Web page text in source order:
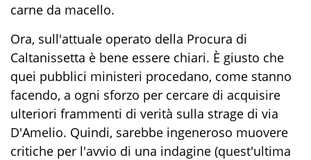
carne da macello.
Ora, sull'attuale operato della Procura di
Caltanissetta è bene essere chiari. È giusto che
quei pubblici ministeri procedano, come stanno
facendo, a ogni sforzo per cercare di acquisire
ulteriori frammenti di verità sulla strage di via
D'Amelio. Quindi, sarebbe ingeneroso muovere
critiche per l'avvio di una indagine (quest'ultima